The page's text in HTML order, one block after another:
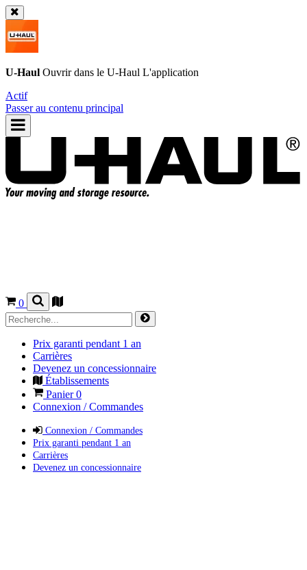
U-Haul Ouvrir dans le U-Haul L'application
Actif
Passer au contenu principal
0
Prix garanti pendant 1 an
Carrières
Devenez un concessionnaire
Établissements
Panier0
Connexion / Commandes
Connexion / Commandes
Prix garanti pendant 1 an
Carrières
Devenez un concessionnaire